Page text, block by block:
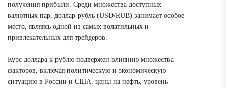
получения прибыли. Среди множества доступных
валютных пар, доллар-рубль (USD/RUB) занимает особое
место, являясь одной из самых волатильных и
привлекательных для трейдеров.
Курс доллара к рублю подвержен влиянию множества
факторов, включая политическую и экономическую
ситуацию в России и США, цены на нефть, уровень